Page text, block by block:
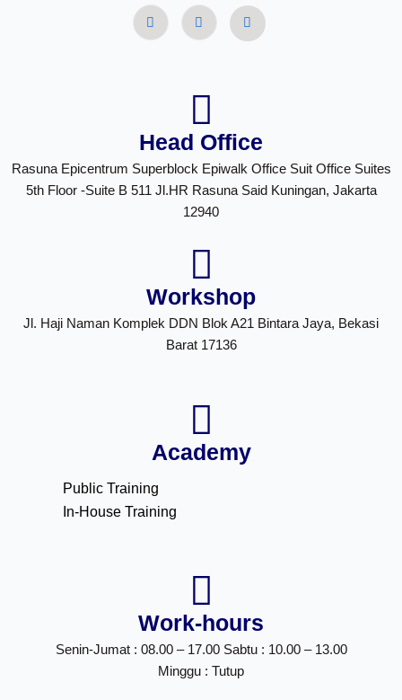
Head Office
Rasuna Epicentrum Superblock Epiwalk Office Suit Office Suites
5th Floor -Suite B 511 Jl.HR Rasuna Said Kuningan, Jakarta
12940
Workshop
Jl. Haji Naman Komplek DDN Blok A21 Bintara Jaya, Bekasi
Barat 17136
Academy
Public Training
In-House Training
Work-hours
Senin-Jumat : 08.00 – 17.00 Sabtu : 10.00 – 13.00
Minggu : Tutup